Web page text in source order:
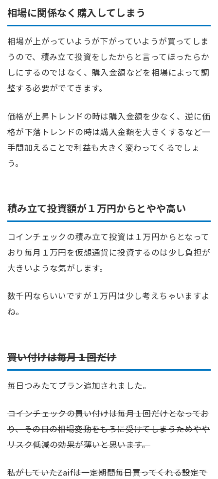
相場に関係なく購入してしまう
相場が上がっていようが下がっていようが買ってしま
うので、積み立て投資をしたからと言ってほったらか
しにするのではなく、購入金額などを相場によって調
整する必要がでてきます。
価格が上昇トレンドの時は購入金額を少なく、逆に価
格が下落トレンドの時は購入金額を大きくするなど一
手間加えることで利益も大きく変わってくるでしょ
う。
積み立て投資額が１万円からとやや高い
コインチェックの積み立て投資は１万円からとなって
おり毎月１万円を仮想通貨に投資するのは少し負担が
大きいような気がします。
数千円ならいいですが１万円は少し考えちゃいますよ
ね。
買い付けは毎月１回だけ
毎日つみたてプラン追加されました。
コインチェックの買い付けは毎月１回だけとなってお
り、その日の相場変動をもろに受けてしまうためやや
リスク低減の効果が薄いと思います。
私がしていたZaifは一定期間毎日買ってくれる設定で